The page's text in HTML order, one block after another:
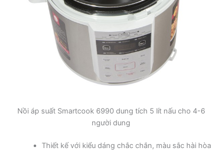
Nồi áp suất Smartcook 6990 dung tích 5 lít nấu cho 4-6
người dung
Thiết kế với kiểu dáng chắc chắn, màu sắc hài hòa